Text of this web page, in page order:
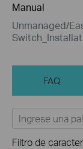
Manual
Unmanaged/
FAQ
Filtro de